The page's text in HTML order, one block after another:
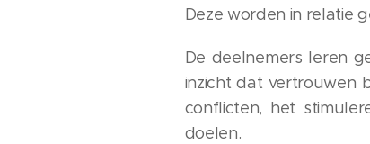
Deze worden in relatie
De deelnemers leren
inzicht dat vertrouwen
conflicten, het
doelen.